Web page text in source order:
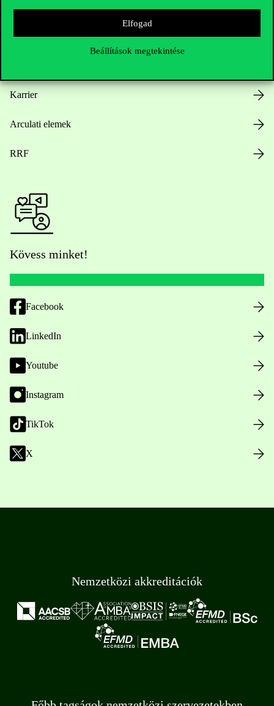
Elfogad
Beállítások megtekintése
Házirend
Karrier
Arculati elemek
RRF
Kövess minket!
Facebook
LinkedIn
Youtube
Instagram
TikTok
X
Nemzetközi akkreditációk